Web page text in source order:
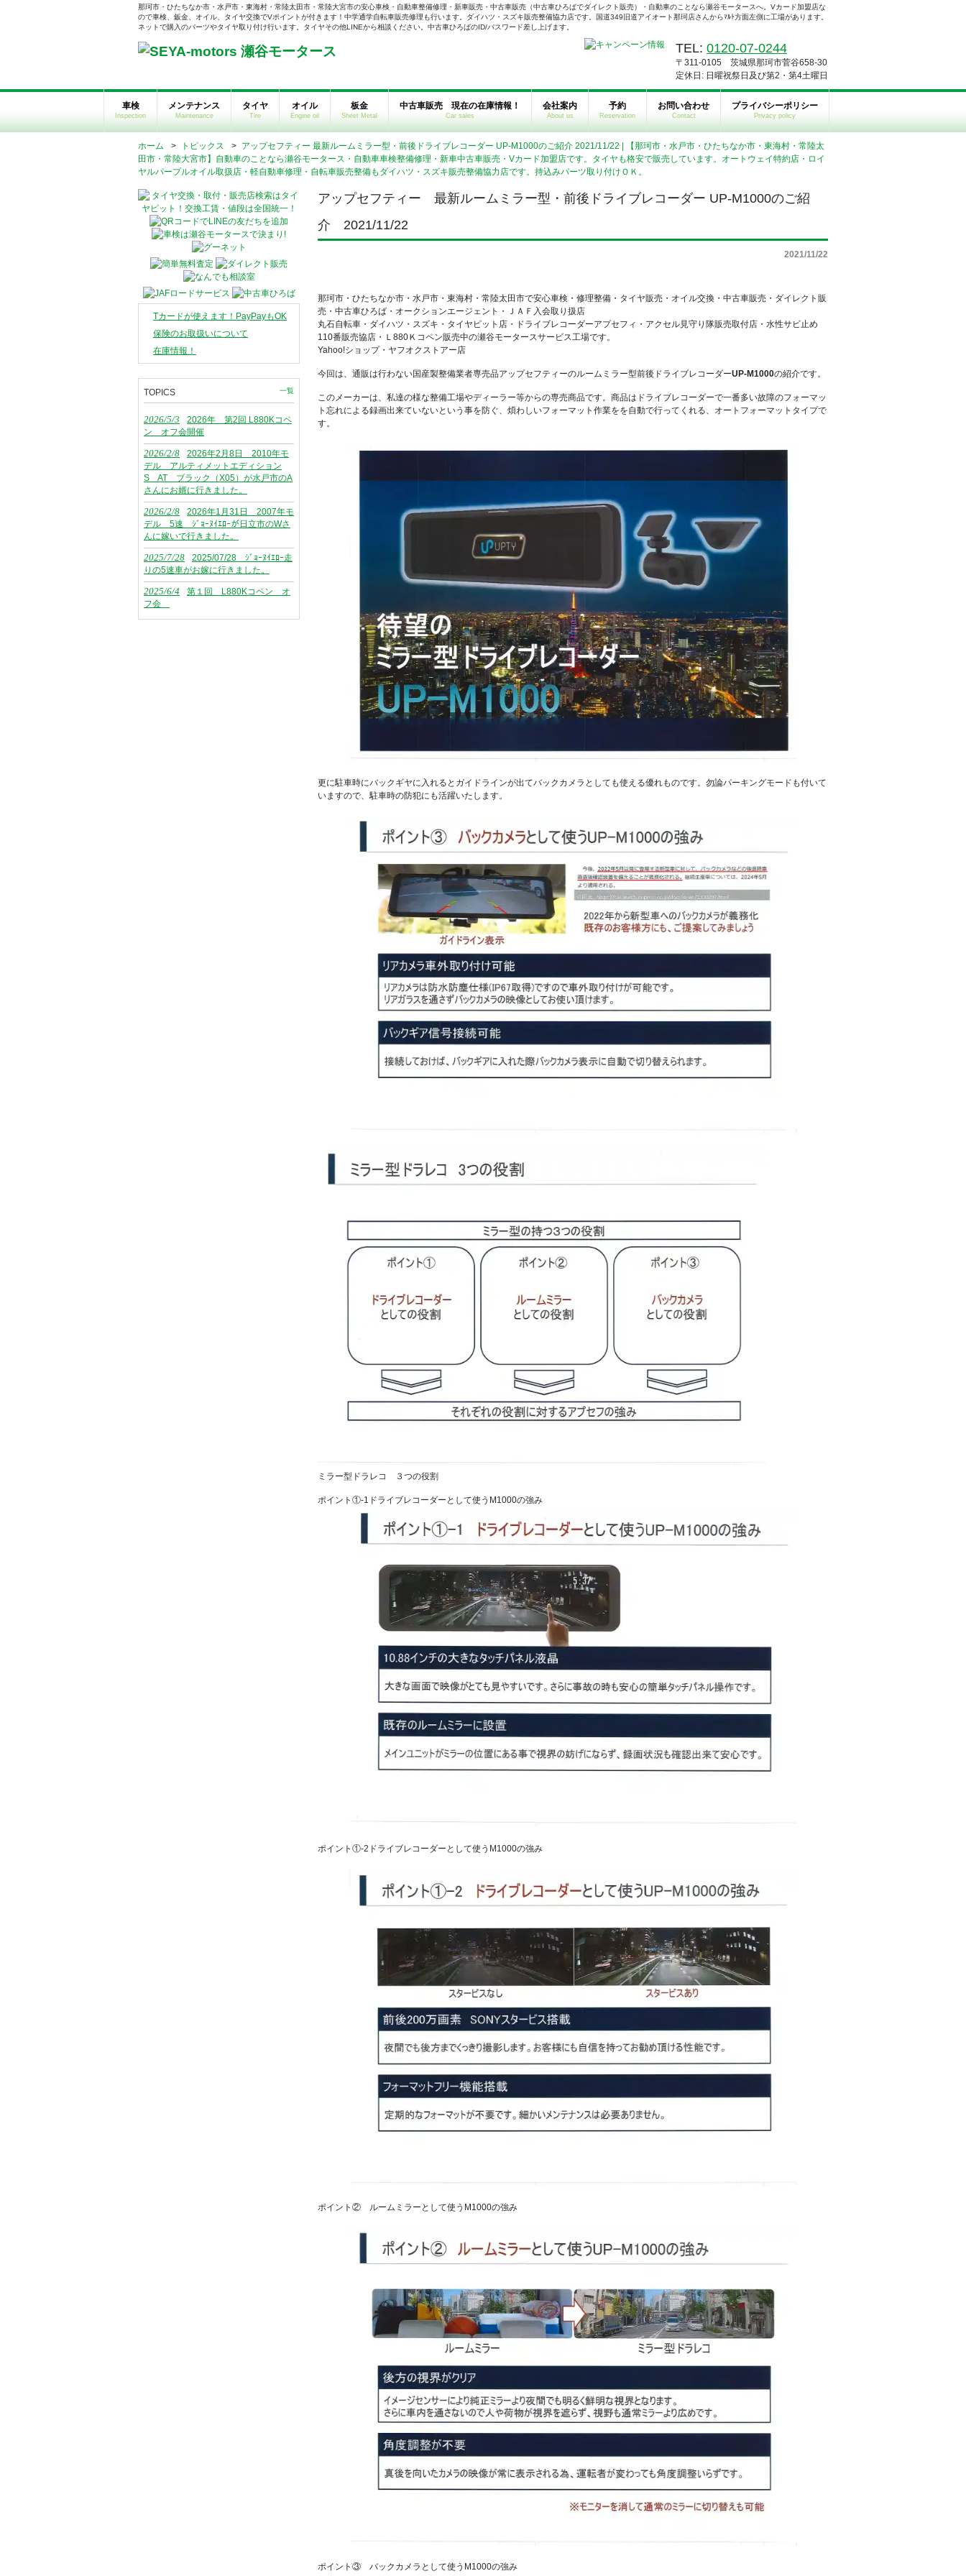
那珂市・ひたちなか市・水戸市・東海村・常陸太田市・常陸大宮市の安心車検・自動車整備修理・新車販売・中古車販売（中古車ひろばでダイレクト販売）・自動車のことなら瀬谷モータースへ。Vカード加盟店な
ので車検、鈑金、オイル、タイヤ交換でVポイントが付きます！中学通学自転車販売修理も行います。ダイハツ・スズキ販売整備協力店です。国道349旧道アイオート那珂店さんからﾏﾙﾄ方面左側に工場があります。
ネットで購入のパーツやタイヤ取り付け行います。タイヤその他LINEから相談ください。中古車ひろばのID/パスワード差し上げます。
TEL: 0120-07-0244
〒311-0105 茨城県那珂市菅谷658-30
定休日: 日曜祝祭日及び第2・第4土曜日
車検
Inspection
メンテナンス
Maintenance
タイヤ
Tire
オイル
Engine oil
板金
Sheet Metal
中古車販売 現在の在庫情報！
Car sales
会社案内
About us
予約
Reservation
お問い合わせ
Contact
プライバシーポリシー
Privacy policy
ホーム > トピックス > アップセフティー 最新ルームミラー型・前後ドライブレコーダー UP-M1000のご紹介 2021/11/22 | 【那珂市・水戸市・ひたちなか市・東海村・常陸太
田市・常陸大宮市】自動車のことなら瀬谷モータース・自動車車検整備修理・新車中古車販売・Vカード加盟店です。タイヤも格安で販売しています。オートウェイ特約店・ロイ
ヤルパープルオイル取扱店・軽自動車修理・自転車販売整備もダイハツ・スズキ販売整備協力店です。持込みパーツ取り付けＯＫ。
アップセフティー 最新ルームミラー型・前後ドライブレコーダー UP-M1000のご紹
介 2021/11/22
2021/11/22
那珂市・ひたちなか市・水戸市・東海村・常陸太田市で安心車検・修理整備・タイヤ販売・オイル交換・中古車販売・ダイレクト販
売・中古車ひろば・オークションエージェント・ＪＡＦ入会取り扱店
丸石自転車・ダイハツ・スズキ・タイヤピット店・ドライブレコーダーアプセフィ・アクセル見守り隊販売取付店・水性サビ止め
110番販売協店・Ｌ880Ｋコペン販売中の瀬谷モータースサービス工場です。
Yahoo!ショップ・ヤフオクストアー店
今回は、通販は行わない国産製整備業者専売品アップセフティーのルームミラー型前後ドライブレコーダーUP-M1000の紹介です。
このメーカーは、私達の様な整備工場やディーラー等からの専売商品です。商品はドライブレコーダーで一番多い故障のフォーマッ
ト忘れによる録画出来ていないという事を防ぐ、煩わしいフォーマット作業をを自動で行ってくれる、オートフォーマットタイプで
す。
更に駐車時にバックギヤに入れるとガイドラインが出てバックカメラとしても使える優れものです。勿論パーキングモードも付いて
いますので、駐車時の防犯にも活躍いたします。
ミラー型ドラレコ ３つの役割
ポイント①-1ドライブレコーダーとして使うM1000の強み
ポイント①-2ドライブレコーダーとして使うM1000の強み
ポイント② ルームミラーとして使うM1000の強み
ポイント③ バックカメラとして使うM1000の強み
Tカードが使えます！PayPayもOK
保険のお取扱いについて
在庫情報！
TOPICS 一覧
2026/5/3
2026年 第2回 L880Kコペ
ン オフ会開催
2026/2/8
2026年2月8日 2010年モ
デル アルティメットエディション
S AT ブラック（X05）が水戸市のA
さんにお婿に行きました。
2026/2/8
2026年1月31日 2007年モ
デル 5速 ｼﾞｮｰﾇｲｴﾛｰが日立市のWさ
んに嫁いで行きました。
2025/7/28
2025/07/28 ｼﾞｮｰﾇｲｴﾛｰ走
りの5速車がお嫁に行きました。
2025/6/4
第１回 L880Kコペン オ
フ会